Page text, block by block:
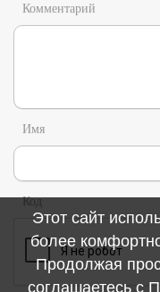
Комментарий
Имя
Код
Этот сайт
более
Продолжая
соглашаетесь с